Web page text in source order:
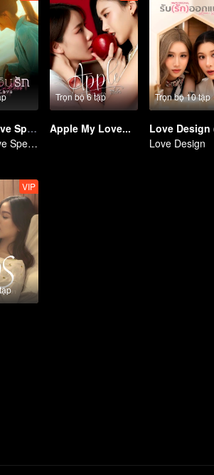
Denied Love Special Endless
Denied Love Special Endless
Trọn bộ 6 tập
Apple My Love...
Trọn bộ 10 tập
Love Design
VIP